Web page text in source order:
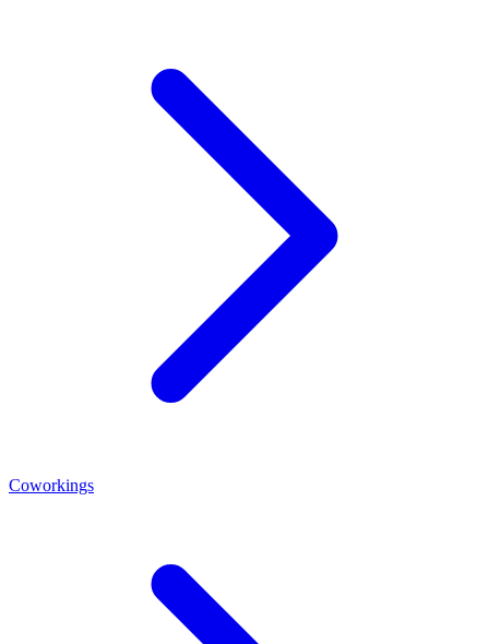
Coworkings